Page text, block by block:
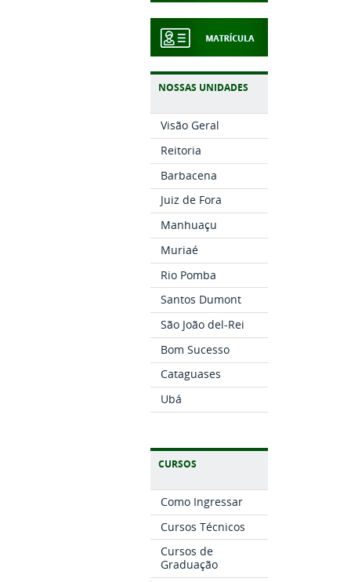
NOSSAS UNIDADES
Visão Geral
Reitoria
Barbacena
Juiz de Fora
Manhuaçu
Muriaé
Rio Pomba
Santos Dumont
São João del-Rei
Bom Sucesso
Cataguases
Ubá
CURSOS
Como Ingressar
Cursos Técnicos
Cursos de
Graduação